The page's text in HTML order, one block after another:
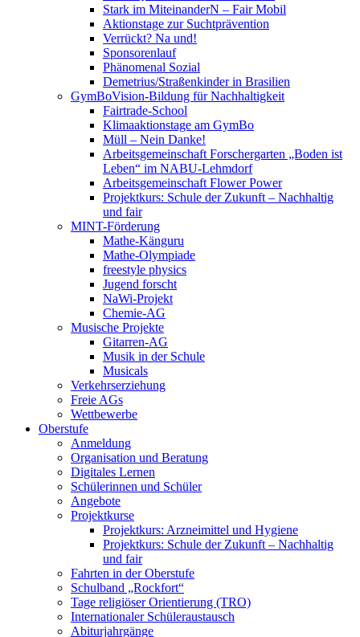
Stark im MiteinanderN – Fair Mobil
Aktionstage zur Suchtprävention
Verrückt? Na und!
Sponsorenlauf
Phänomenal Sozial
Demetrius/Straßenkinder in Brasilien
GymBoVision-Bildung für Nachhaltigkeit
Fairtrade-School
Klimaaktionstage am GymBo
Müll – Nein Danke!
Arbeitsgemeinschaft Forschergarten „Boden ist
Leben“ im NABU-Lehmdorf
Arbeitsgemeinschaft Flower Power
Projektkurs: Schule der Zukunft – Nachhaltig
und fair
MINT-Förderung
Mathe-Känguru
Mathe-Olympiade
freestyle physics
Jugend forscht
NaWi-Projekt
Chemie-AG
Musische Projekte
Gitarren-AG
Musik in der Schule
Musicals
Verkehrserziehung
Freie AGs
Wettbewerbe
Oberstufe
Anmeldung
Organisation und Beratung
Digitales Lernen
Schülerinnen und Schüler
Angebote
Projektkurse
Projektkurs: Arzneimittel und Hygiene
Projektkurs: Schule der Zukunft – Nachhaltig
und fair
Fahrten in der Oberstufe
Schulband „Rockfort“
Tage religiöser Orientierung (TRO)
Internationaler Schüleraustausch
Abiturjahrgänge